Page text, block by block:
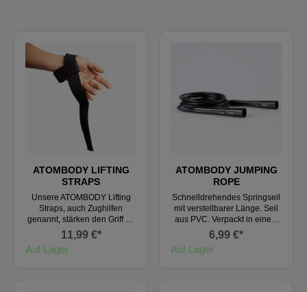
ATOMBODY LIFTING
STRAPS
Unsere ATOMBODY Lifting
Straps, auch Zughilfen
genannt, stärken den Griff an
der Hantelstange und
unterstützen Deine Hände,
Handgelenke und Unterarme
11,99 €*
Auf Lager
ATOMBODY JUMPING
ROPE
Schnelldrehendes Springseil
mit verstellbarer Länge. Seil
aus PVC. Verpackt in einem
schwarzen Zip-Beutel.
6,99 €*
Auf Lager